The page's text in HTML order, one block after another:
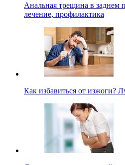
Анальная трещина в заднем
лечение, профилактика
Как избавиться от изжоги?